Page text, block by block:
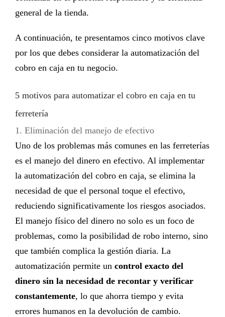
general de la tienda.
A continuación, te presentamos cinco motivos clave
por los que debes considerar la automatización del
cobro en caja en tu negocio.
5 motivos para automatizar el cobro en caja en tu
ferretería
1. Eliminación del manejo de efectivo
Uno de los problemas más comunes en las ferreterías
es el manejo del dinero en efectivo. Al implementar
la automatización del cobro en caja, se elimina la
necesidad de que el personal toque el efectivo,
reduciendo significativamente los riesgos asociados.
El manejo físico del dinero no solo es un foco de
problemas, como la posibilidad de robo interno, sino
que también complica la gestión diaria. La
automatización permite un control exacto del
dinero sin la necesidad de recontar y verificar
constantemente, lo que ahorra tiempo y evita
errores humanos en la devolución de cambio.